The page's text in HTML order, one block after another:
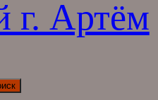
г. Артём